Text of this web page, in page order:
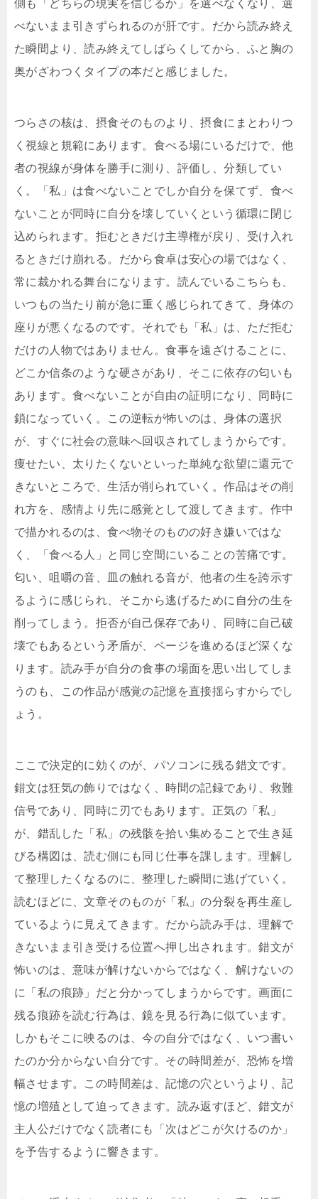
側も「どちらの現実を信じるか」を選べなくなり、選
べないまま引きずられるのが肝です。だから読み終え
た瞬間より、読み終えてしばらくしてから、ふと胸の
奥がざわつくタイプの本だと感じました。
つらさの核は、摂食そのものより、摂食にまとわりつ
く視線と規範にあります。食べる場にいるだけで、他
者の視線が身体を勝手に測り、評価し、分類してい
く。「私」は食べないことでしか自分を保てず、食べ
ないことが同時に自分を壊していくという循環に閉じ
込められます。拒むときだけ主導権が戻り、受け入れ
るときだけ崩れる。だから食卓は安心の場ではなく、
常に裁かれる舞台になります。読んでいるこちらも、
いつもの当たり前が急に重く感じられてきて、身体の
座りが悪くなるのです。それでも「私」は、ただ拒む
だけの人物ではありません。食事を遠ざけることに、
どこか信条のような硬さがあり、そこに依存の匂いも
あります。食べないことが自由の証明になり、同時に
鎖になっていく。この逆転が怖いのは、身体の選択
が、すぐに社会の意味へ回収されてしまうからです。
痩せたい、太りたくないといった単純な欲望に還元で
きないところで、生活が削られていく。作品はその削
れ方を、感情より先に感覚として渡してきます。作中
で描かれるのは、食べ物そのものの好き嫌いではな
く、「食べる人」と同じ空間にいることの苦痛です。
匂い、咀嚼の音、皿の触れる音が、他者の生を誇示す
るように感じられ、そこから逃げるために自分の生を
削ってしまう。拒否が自己保存であり、同時に自己破
壊でもあるという矛盾が、ページを進めるほど深くな
ります。読み手が自分の食事の場面を思い出してしま
うのも、この作品が感覚の記憶を直接揺らすからでし
ょう。
ここで決定的に効くのが、パソコンに残る錯文です。
錯文は狂気の飾りではなく、時間の記録であり、救難
信号であり、同時に刃でもあります。正気の「私」
が、錯乱した「私」の残骸を拾い集めることで生き延
びる構図は、読む側にも同じ仕事を課します。理解し
て整理したくなるのに、整理した瞬間に逃げていく。
読むほどに、文章そのものが「私」の分裂を再生産し
ているように見えてきます。だから読み手は、理解で
きないまま引き受ける位置へ押し出されます。錯文が
怖いのは、意味が解けないからではなく、解けないの
に「私の痕跡」だと分かってしまうからです。画面に
残る痕跡を読む行為は、鏡を見る行為に似ています。
しかもそこに映るのは、今の自分ではなく、いつ書い
たのか分からない自分です。その時間差が、恐怖を増
幅させます。この時間差は、記憶の穴というより、記
憶の増殖として迫ってきます。読み返すほど、錯文が
主人公だけでなく読者にも「次はどこが欠けるのか」
を予告するように響きます。